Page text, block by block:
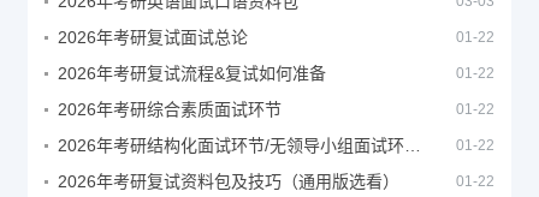
2026年考研复试面试总论 01-22
2026年考研复试流程&复试如何准备 01-22
2026年考研综合素质面试环节 01-22
01-22
2026年考研复试资料包及技巧（通用版选看） 01-22